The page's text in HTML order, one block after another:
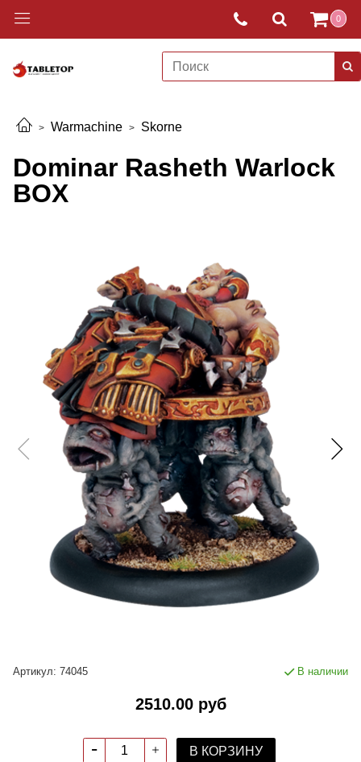
0
Warmachine Skorne
Dominar Rasheth Warlock
BOX
Артикул: 74045 В наличии
2510.00 руб
В КОРЗИНУ